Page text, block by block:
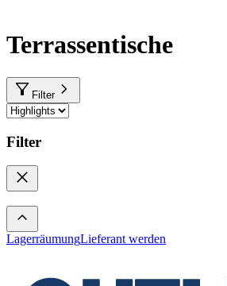
Terrassentische
Filter
Filter
LagerräumungLieferant werden